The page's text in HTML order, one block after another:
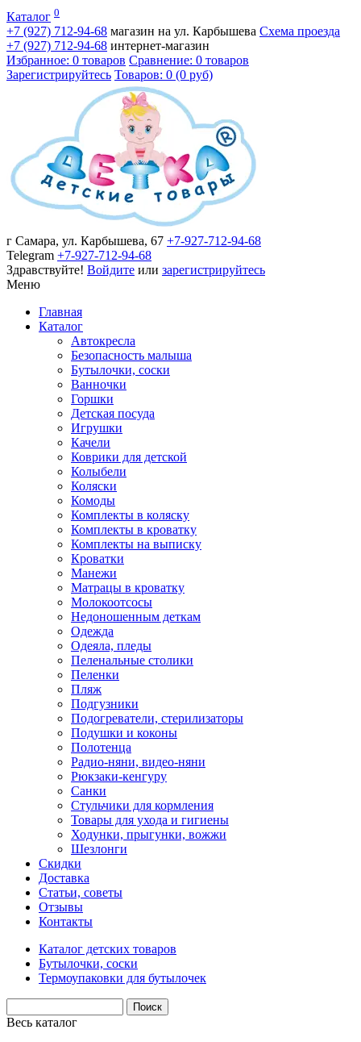
Каталог 0
+7 (927) 712-94-68 магазин на ул. Карбышева Схема проезда
+7 (927) 712-94-68 интернет-магазин
Избранное: 0 товаров Сравнение: 0 товаров
Зарегистрируйтесь Товаров: 0 (0 руб)
г Самара, ул. Карбышева, 67 +7-927-712-94-68
Telegram +7-927-712-94-68
Здравствуйте! Войдите или зарегистрируйтесь
Меню
Главная
Каталог
Автокресла
Безопасность малыша
Бутылочки, соски
Ванночки
Горшки
Детская посуда
Игрушки
Качели
Коврики для детской
Колыбели
Коляски
Комоды
Комплекты в коляску
Комплекты в кроватку
Комплекты на выписку
Кроватки
Манежи
Матрацы в кроватку
Молокоотсосы
Недоношенным деткам
Одежда
Одеяла, пледы
Пеленальные столики
Пеленки
Пляж
Подгузники
Подогреватели, стерилизаторы
Подушки и коконы
Полотенца
Радио-няни, видео-няни
Рюкзаки-кенгуру
Санки
Стульчики для кормления
Товары для ухода и гигиены
Ходунки, прыгунки, вожжи
Шезлонги
Скидки
Доставка
Статьи, советы
Отзывы
Контакты
Каталог детских товаров
Бутылочки, соски
Термоупаковки для бутылочек
Весь каталог